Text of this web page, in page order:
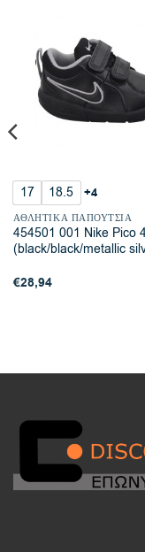
17 18.5 +4
ΑΘΛΗΤΙΚΆ ΠΑΠΟΎΤΣΙΑ
454501 001 Nike Pico
(black/black/metallic
€28,94